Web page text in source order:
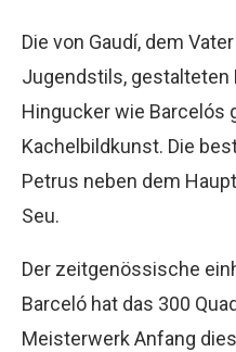
Die von Gaudí, dem
Jugendstils, gestalteten
Hingucker wie Barcelós
Kachelbildkunst. Die
Petrus neben dem
Seu.
Der zeitgenössische
Barceló hat das 300
Meisterwerk Anfang